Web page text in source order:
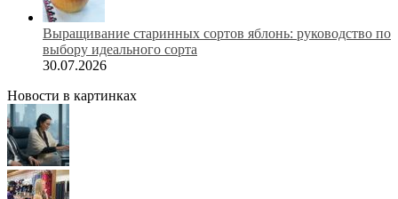
Выращивание старинных сортов яблонь: руководство по
выбору идеального сорта
30.07.2026
Новости в картинках